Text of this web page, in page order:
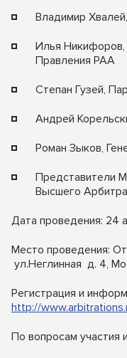
Владимир
Илья
Правления РАА
Степан Гузей,
Андрей
Роман Зыков,
Представители
Высшего
Дата проведения: 24
Место проведения:
ул.Неглинная д. 4,
Регистрация и
http://
По вопросам участия